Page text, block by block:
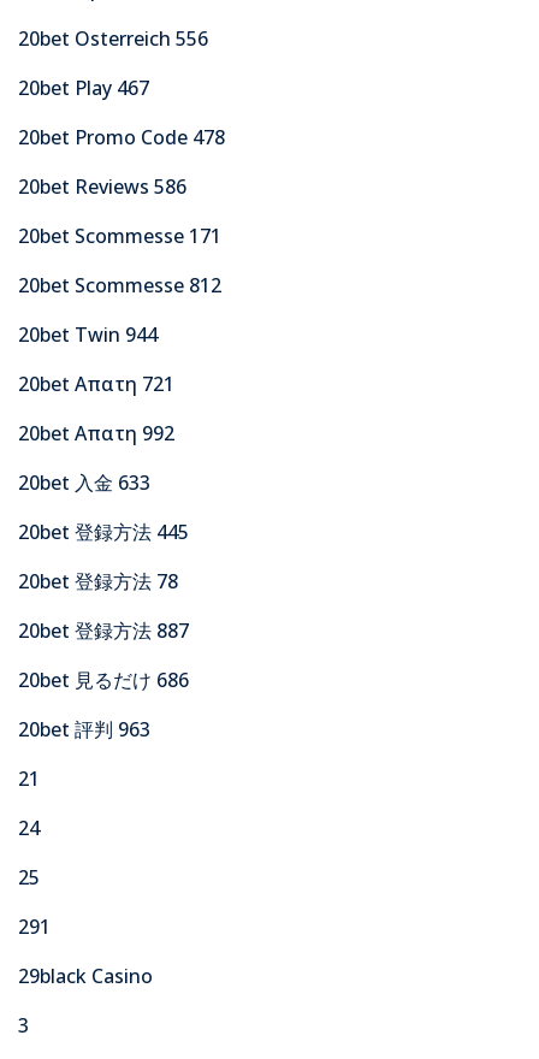
20bet Osterreich 556
20bet Play 467
20bet Promo Code 478
20bet Reviews 586
20bet Scommesse 171
20bet Scommesse 812
20bet Twin 944
20bet Απατη 721
20bet Απατη 992
20bet 入金 633
20bet 登録方法 445
20bet 登録方法 78
20bet 登録方法 887
20bet 見るだけ 686
20bet 評判 963
21
24
25
291
29black Casino
3